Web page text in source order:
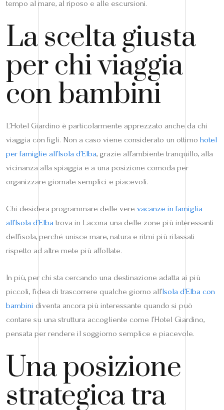
tempo al mare, al riposo e alle escursioni.
La scelta giusta
per chi viaggia
con bambini
L’Hotel Giardino è particolarmente apprezzato anche da chi
viaggia con figli. Non a caso viene considerato un ottimo hotel
per famiglie all’Isola d’Elba, grazie all’ambiente tranquillo, alla
vicinanza alla spiaggia e a una posizione comoda per
organizzare giornate semplici e piacevoli.
Chi desidera programmare delle vere vacanze in famiglia
all’Isola d’Elba trova in Lacona una delle zone più interessanti
dell’isola, perché unisce mare, natura e ritmi più rilassati
rispetto ad altre mete più affollate.
In più, per chi sta cercando una destinazione adatta ai più
piccoli, l’idea di trascorrere qualche giorno all’Isola d’Elba con
bambini diventa ancora più interessante quando si può
contare su una struttura accogliente come l’Hotel Giardino,
pensata per rendere il soggiorno semplice e piacevole.
Una posizione
strategica tra